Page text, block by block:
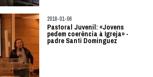
2018-01-06
Pastoral Juvenil: «Jovens
pedem coerência à Igreja» -
padre Santi Dominguez